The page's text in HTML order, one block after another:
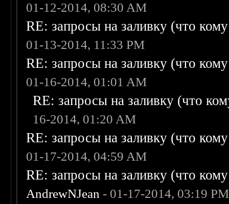
01-12-2014, 08:30 AM
RE: запросы на заливку (что
01-13-2014, 11:33 PM
RE: запросы на заливку (что
01-16-2014, 01:01 AM
RE: запросы на заливку (что
16-2014, 01:20 AM
RE: запросы на заливку (что
01-17-2014, 04:59 AM
RE: запросы на заливку (что
AndrewNJean - 01-17-2014, 03:19 PM